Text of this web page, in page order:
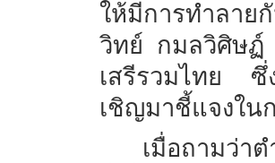
ให้มีการทำลาย
วิทย์ กมลวิศิษฏ์
เสรีรวมไทย
ซึ่
เชิญมาชี้แจงใน
เมื่อถามว่า